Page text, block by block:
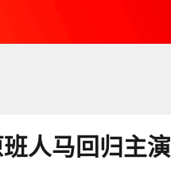
人马回归主演